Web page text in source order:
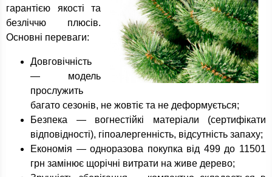
гарантією якості та
безліччю плюсів.
Основні переваги:
Довговічність
— модель
прослужить
багато сезонів, не жовтіє та не деформується;
Безпека — вогнестійкі матеріали (сертифікати
відповідності), гіпоалергенність, відсутність запаху;
Економія — одноразова покупка від 499 до 11501
грн замінює щорічні витрати на живе дерево;